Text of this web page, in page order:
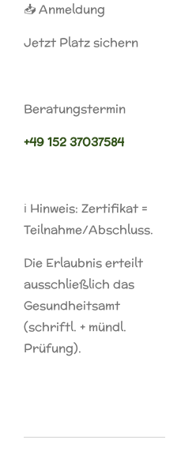
📥 Anmeldung
Jetzt Platz sichern
Beratungstermin
+49 152 37037584
ℹ️ Hinweis: Zertifikat =
Teilnahme/Abschluss.
Die Erlaubnis erteilt
ausschließlich das
Gesundheitsamt
(schriftl. + mündl.
Prüfung).